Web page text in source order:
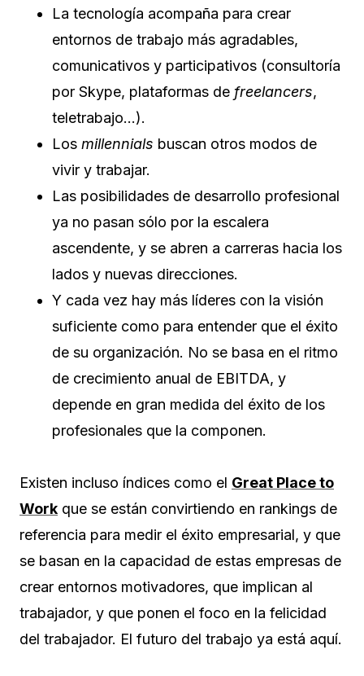
La tecnología acompaña para crear
entornos de trabajo más agradables,
comunicativos y participativos (consultoría
por Skype, plataformas de freelancers,
teletrabajo…).
Los millennials buscan otros modos de
vivir y trabajar.
Las posibilidades de desarrollo profesional
ya no pasan sólo por la escalera
ascendente, y se abren a carreras hacia los
lados y nuevas direcciones.
Y cada vez hay más líderes con la visión
suficiente como para entender que el éxito
de su organización. No se basa en el ritmo
de crecimiento anual de EBITDA, y
depende en gran medida del éxito de los
profesionales que la componen.
Existen incluso índices como el Great Place to
Work que se están convirtiendo en rankings de
referencia para medir el éxito empresarial, y que
se basan en la capacidad de estas empresas de
crear entornos motivadores, que implican al
trabajador, y que ponen el foco en la felicidad
del trabajador. El futuro del trabajo ya está aquí.